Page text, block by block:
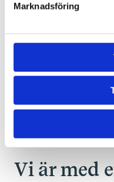
Marknadsföring
3 JUNI 2026
Här har vi samlat
er som ...
Vi är med